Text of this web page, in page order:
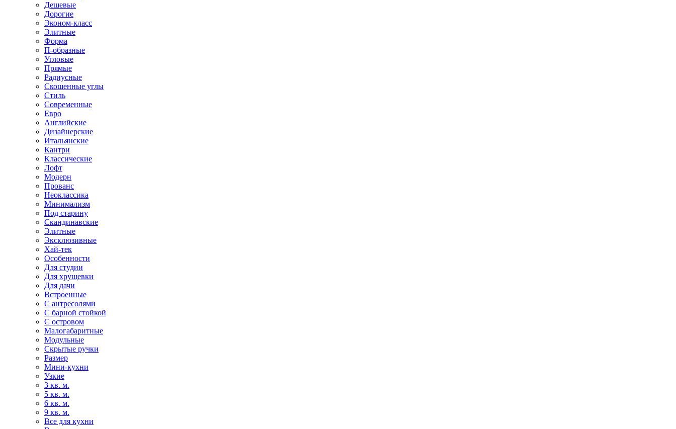
Дешевые
Дорогие
Эконом-класс
Элитные
Форма
П-образные
Угловые
Прямые
Радиусные
Скошенные углы
Стиль
Современные
Евро
Английские
Дизайнерские
Итальянские
Кантри
Классические
Лофт
Модерн
Прованс
Неоклассика
Минимализм
Под старину
Скандинавские
Элитные
Эксклюзивные
Хай-тек
Особенности
Для студии
Для хрущевки
Для дачи
Встроенные
С антресолями
С барной стойкой
С островом
Малогабаритные
Модульные
Скрытые ручки
Размер
Мини-кухни
Узкие
3 кв. м.
5 кв. м.
6 кв. м.
9 кв. м.
Все для кухни